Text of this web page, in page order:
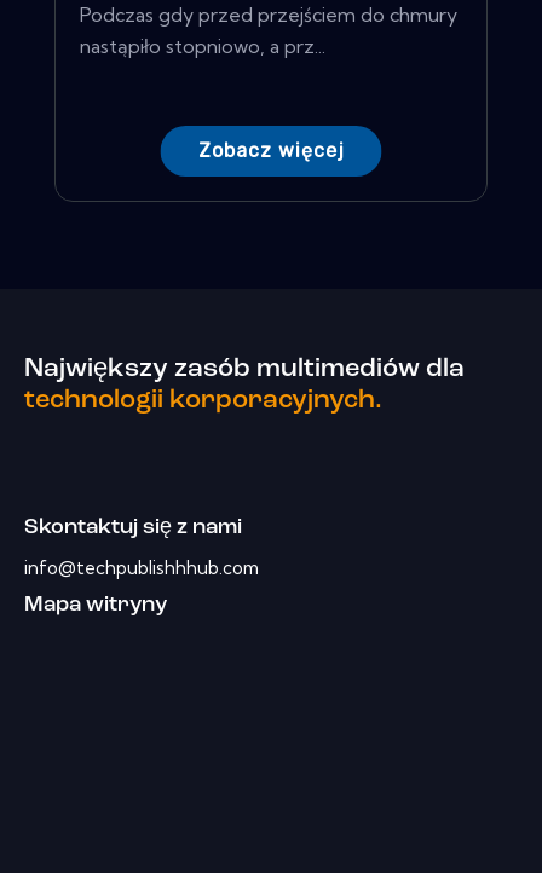
Podczas gdy przed przejściem do chmury
nastąpiło stopniowo, a prz...
Zobacz więcej
Największy zasób multimediów dla
technologii korporacyjnych.
Skontaktuj się z nami
info@techpublishhhub.com
Mapa witryny